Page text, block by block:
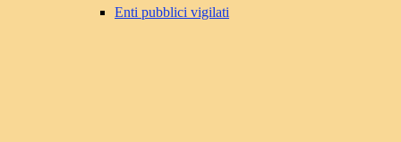
Enti pubblici vigilati